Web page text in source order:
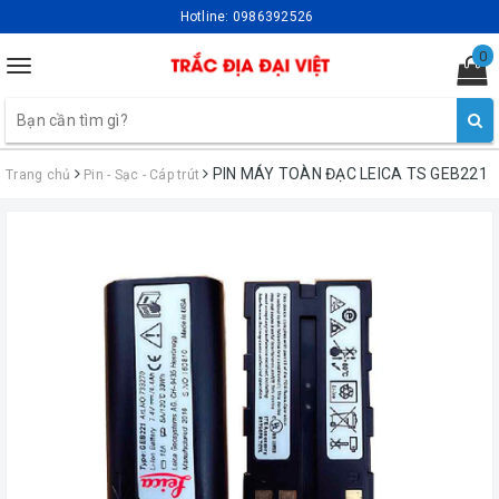
Hotline: 0986392526
Toggle
0
Trang chủ Pin - Sạc - Cáp trút PIN MÁY TOÀN ĐẠC LEICA TS GEB221